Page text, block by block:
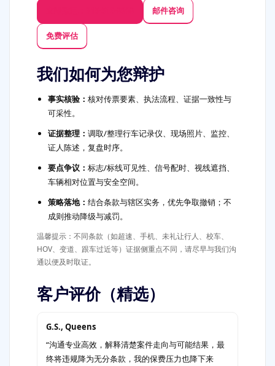
邮件咨询
免费评估
我们如何为您辩护
事实核验： 核对传票要素、执法流程、证据一致性与
可采性。
证据整理： 调取/整理行车记录仪、现场照片、监控、
证人陈述，复盘时序。
要点争议： 标志/标线可见性、信号配时、视线遮挡、
车辆相对位置与安全空间。
策略落地： 结合条款与辖区实务，优先争取撤销；不
成则推动降级与减罚。
温馨提示：不同条款（如超速、手机、未礼让行人、校车、
HOV、变道、跟车过近等）证据侧重点不同，请尽早与我们沟
通以便及时取证。
客户评价（精选）
G.S., Queens
“沟通专业高效，解释清楚案件走向与可能结果，最
终将违规降为无分条款，我的保费压力也降下来